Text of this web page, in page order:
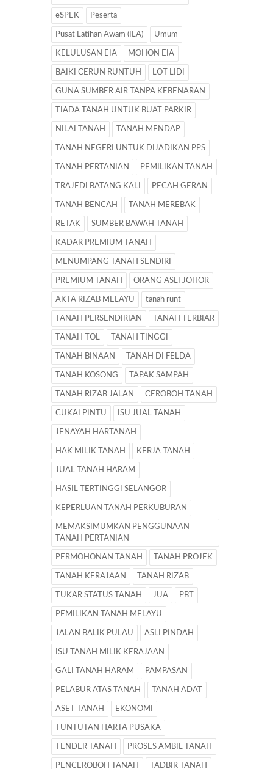
eSPEK Peserta
Pusat Latihan Awam (ILA) Umum
KELULUSAN EIA MOHON EIA
BAIKI CERUN RUNTUH LOT LIDI
GUNA SUMBER AIR TANPA KEBENARAN
TIADA TANAH UNTUK BUAT PARKIR
NILAI TANAH TANAH MENDAP
TANAH NEGERI UNTUK DIJADIKAN PPS
TANAH PERTANIAN PEMILIKAN TANAH
TRAJEDI BATANG KALI PECAH GERAN
TANAH BENCAH TANAH MEREBAK
RETAK SUMBER BAWAH TANAH
KADAR PREMIUM TANAH
MENUMPANG TANAH SENDIRI
PREMIUM TANAH ORANG ASLI JOHOR
AKTA RIZAB MELAYU tanah runt
TANAH PERSENDIRIAN TANAH TERBIAR
TANAH TOL TANAH TINGGI
TANAH BINAAN TANAH DI FELDA
TANAH KOSONG TAPAK SAMPAH
TANAH RIZAB JALAN CEROBOH TANAH
CUKAI PINTU ISU JUAL TANAH
JENAYAH HARTANAH
HAK MILIK TANAH KERJA TANAH
JUAL TANAH HARAM
HASIL TERTINGGI SELANGOR
KEPERLUAN TANAH PERKUBURAN
MEMAKSIMUMKAN PENGGUNAAN
TANAH PERTANIAN
PERMOHONAN TANAH TANAH PROJEK
TANAH KERAJAAN TANAH RIZAB
TUKAR STATUS TANAH JUA PBT
PEMILIKAN TANAH MELAYU
JALAN BALIK PULAU ASLI PINDAH
ISU TANAH MILIK KERAJAAN
GALI TANAH HARAM PAMPASAN
PELABUR ATAS TANAH TANAH ADAT
ASET TANAH EKONOMI
TUNTUTAN HARTA PUSAKA
TENDER TANAH PROSES AMBIL TANAH
PENCEROBOH TANAH TADBIR TANAH